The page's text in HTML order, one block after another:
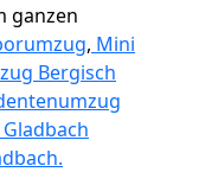
ganzen
, Mini
Bergisch